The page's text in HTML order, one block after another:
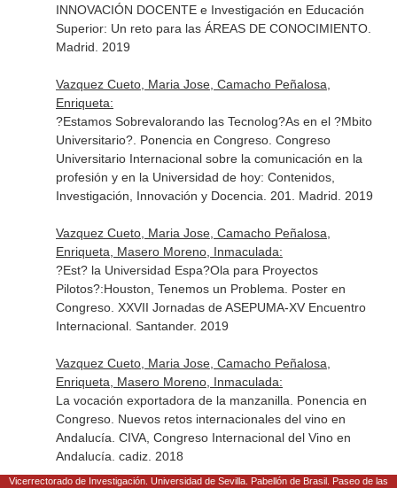
INNOVACIÓN DOCENTE e Investigación en Educación
Superior: Un reto para las ÁREAS DE CONOCIMIENTO.
Madrid. 2019
Vazquez Cueto, Maria Jose, Camacho Peñalosa,
Enriqueta:
?Estamos Sobrevalorando las Tecnolog?As en el ?Mbito
Universitario?. Ponencia en Congreso. Congreso
Universitario Internacional sobre la comunicación en la
profesión y en la Universidad de hoy: Contenidos,
Investigación, Innovación y Docencia. 201. Madrid. 2019
Vazquez Cueto, Maria Jose, Camacho Peñalosa,
Enriqueta, Masero Moreno, Inmaculada:
?Est? la Universidad Espa?Ola para Proyectos
Pilotos?:Houston, Tenemos un Problema. Poster en
Congreso. XXVII Jornadas de ASEPUMA-XV Encuentro
Internacional. Santander. 2019
Vazquez Cueto, Maria Jose, Camacho Peñalosa,
Enriqueta, Masero Moreno, Inmaculada:
La vocación exportadora de la manzanilla. Ponencia en
Congreso. Nuevos retos internacionales del vino en
Andalucía. CIVA, Congreso Internacional del Vino en
Andalucía. cadiz. 2018
Vicerrectorado de Investigación. Universidad de Sevilla. Pabellón de Brasil. Paseo de las